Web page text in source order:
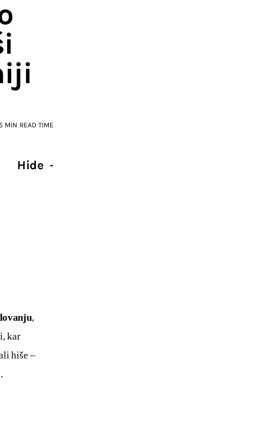
MIN READ TIME
Hide
,
kar
hiše –